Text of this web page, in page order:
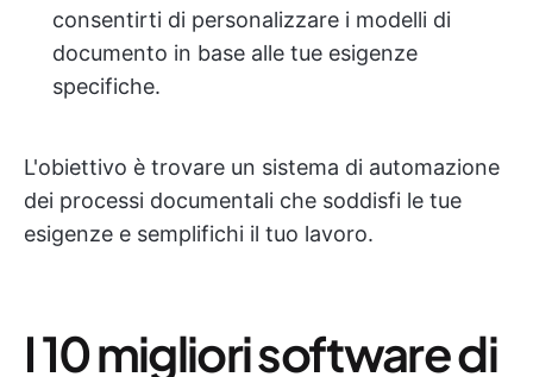
consentirti di personalizzare i modelli di
documento in base alle tue esigenze
specifiche.
L'obiettivo è trovare un sistema di automazione
dei processi documentali che soddisfi le tue
esigenze e semplifichi il tuo lavoro.
I 10 migliori software di